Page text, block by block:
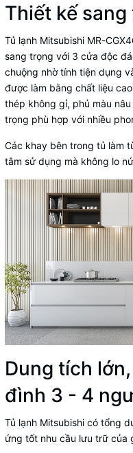
Thiết kế
Tủ lạnh Mitsubishi MR-
sang trọng với 3 cửa độc
chuộng nhờ tính tiện dụng
được làm bằng chất liệu
thép không gỉ, phủ màu
trọng phù hợp với nhiều
Các khay bên trong tủ làm
tâm sử dụng mà không lo
Dung tích
đình 3 - 4
Tủ lạnh Mitsubishi có tổng
ứng tốt nhu cầu lưu trữ của